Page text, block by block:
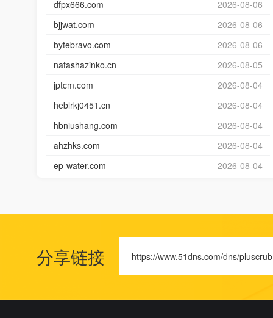
dfpx666.com
2026-08-06
bjjwat.com
2026-08-06
bytebravo.com
2026-08-06
natashazinko.cn
2026-08-05
jptcm.com
2026-08-04
heblrkj0451.cn
2026-08-04
hbniushang.com
2026-08-04
ahzhks.com
2026-08-04
ep-water.com
2026-08-04
分享链接 https://www.51dns.com/dns/